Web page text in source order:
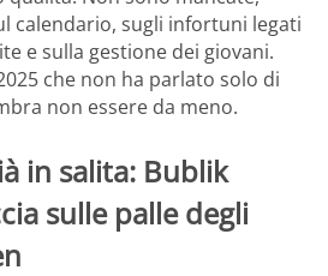
calendario, sugli infortuni legati
e sulla gestione dei giovani.
che non ha parlato solo di
non essere da meno.
in salita: Bublik
sulle palle degli